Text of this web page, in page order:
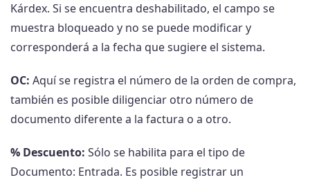
Kárdex. Si se encuentra deshabilitado, el campo se
muestra bloqueado y no se puede modificar y
corresponderá a la fecha que sugiere el sistema.
OC: Aquí se registra el número de la orden de compra,
también es posible diligenciar otro número de
documento diferente a la factura o a otro.
% Descuento: Sólo se habilita para el tipo de
Documento: Entrada. Es posible registrar un